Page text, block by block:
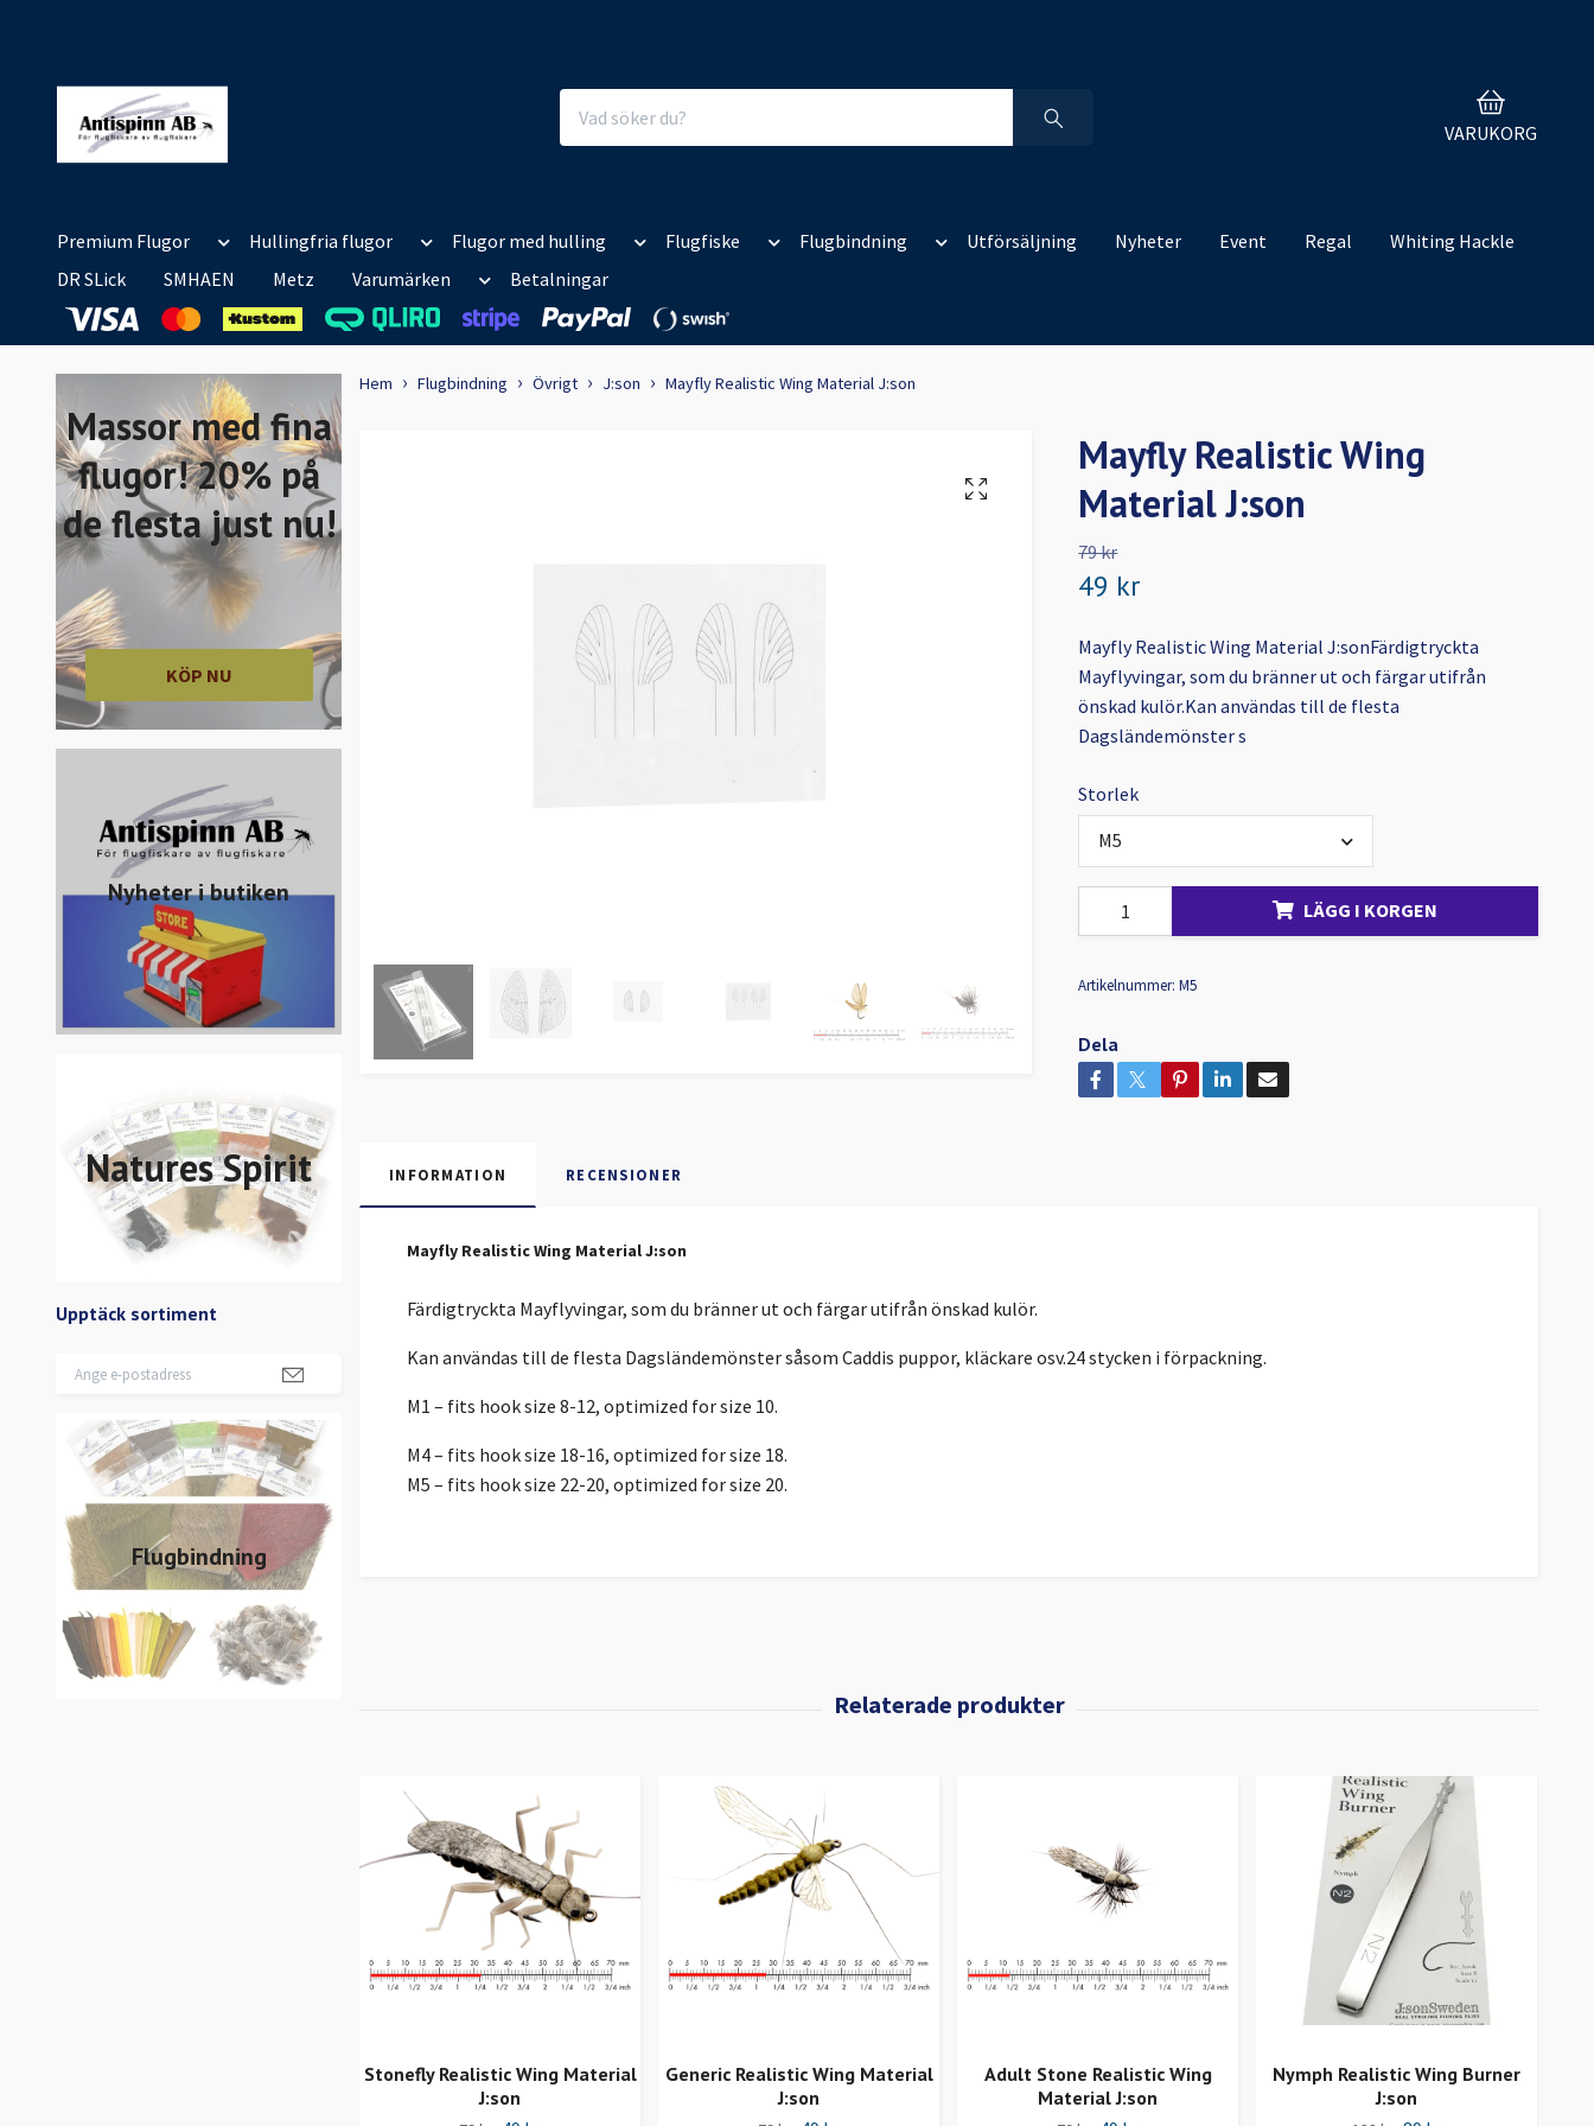
VARUKORG
Premium Flugor Hullingfria flugor Flugor med hulling Flugfiske Flugbindning Utförsäljning Nyheter Event Regal
Whiting Hackle
DR SLick
SMHAEN Metz Varumärken Betalningar
Massor med fina
flugor! 20% på
de flesta just nu!
KÖP NU
Nyheter i butiken
Natures Spirit
Upptäck sortiment
Flugbindning
Hem Flugbindning Övrigt J:son Mayfly Realistic Wing Material J:son
Mayfly Realistic Wing
Material J:son
79 kr
49 kr
Mayfly Realistic Wing Material J:sonFärdigtryckta
Mayflyvingar, som du bränner ut och färgar utifrån
önskad kulör.Kan användas till de flesta
Dagsländemönster s
Storlek
M5
LÄGG I KORGEN
Artikelnummer: M5
Dela
INFORMATION RECENSIONER
Mayfly Realistic Wing Material J:son
Färdigtryckta Mayflyvingar, som du bränner ut och färgar utifrån önskad kulör.
Kan användas till de flesta Dagsländemönster såsom Caddis puppor, kläckare osv.24 stycken i förpackning.
M1 – fits hook size 8-12, optimized for size 10.
M4 – fits hook size 18-16, optimized for size 18.
M5 – fits hook size 22-20, optimized for size 20.
Stonefly Realistic Wing Material
J:son
Generic Realistic Wing Material
J:son
Adult Stone Realistic Wing
Material J:son
Nymph Realistic Wing Burner
J:son